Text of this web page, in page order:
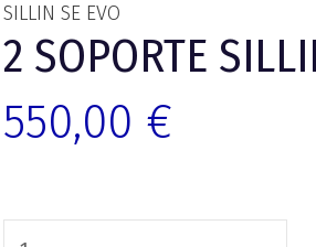
SILLIN SE EVO
2 SOPORTE
550,00 €